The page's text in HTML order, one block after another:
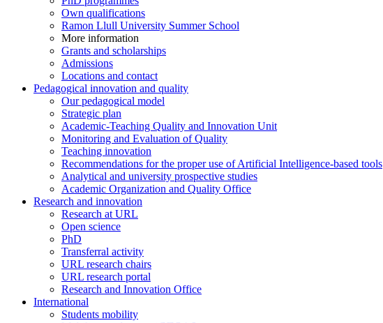
Own qualifications
Ramon Llull University Summer School
More information
Grants and scholarships
Admissions
Locations and contact
Pedagogical innovation and quality
Our pedagogical model
Strategic plan
Academic-Teaching Quality and Innovation Unit
Monitoring and Evaluation of Quality
Teaching innovation
Recommendations for the proper use of Artificial Intelligence-based tools
Analytical and university prospective studies
Academic Organization and Quality Office
Research and innovation
Research at URL
Open science
PhD
Transferral activity
URL research chairs
URL research portal
Research and Innovation Office
International
Students mobility